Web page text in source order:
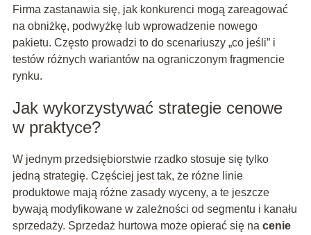
Firma zastanawia się, jak konkurenci mogą zareagować
na obniżkę, podwyżkę lub wprowadzenie nowego
pakietu. Często prowadzi to do scenariuszy „co jeśli” i
testów różnych wariantów na ograniczonym fragmencie
rynku.
Jak wykorzystywać strategie cenowe
w praktyce?
W jednym przedsiębiorstwie rzadko stosuje się tylko
jedną strategię. Częściej jest tak, że różne linie
produktowe mają różne zasady wyceny, a te jeszcze
bywają modyfikowane w zależności od segmentu i kanału
sprzedaży. Sprzedaż hurtowa może opierać się na cenie